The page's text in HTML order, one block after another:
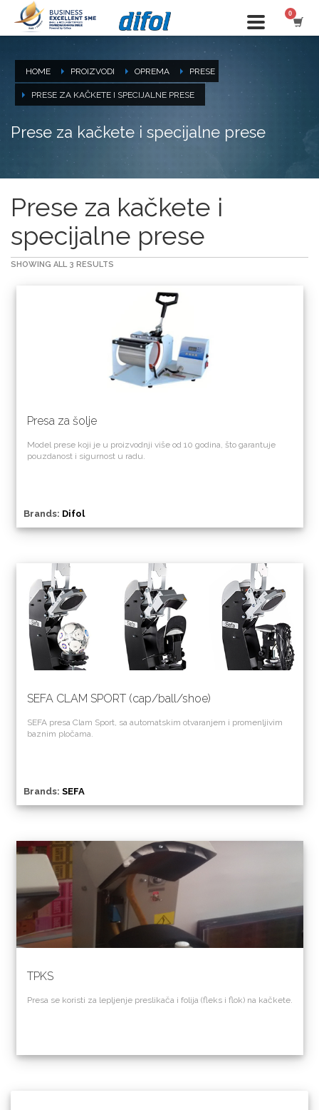
HOME PROIZVODI OPREMA PRESE
PRESE ZA KAČKETE I SPECIJALNE PRESE
Prese za kačkete i specijalne prese
Prese za kačkete i
specijalne prese
SHOWING ALL 3 RESULTS
Presa za šolje
Model prese koji je u proizvodnji više od 10 godina, što garantuje
pouzdanost i sigurnost u radu.
Brands: Difol
SEFA CLAM SPORT (cap/ball/shoe)
SEFA presa Clam Sport, sa automatskim otvaranjem i promenljivim
baznim pločama.
Brands: SEFA
TPKS
Presa se koristi za lepljenje preslikača i folija (fleks i flok) na kačkete.